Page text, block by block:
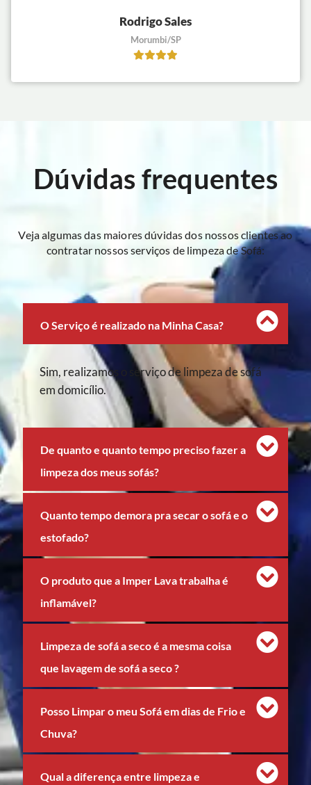
Rodrigo Sales
Morumbi/SP
Dúvidas frequentes
Veja algumas das maiores dúvidas dos nossos clientes ao
contratar nossos serviços de limpeza de Sofá:
O Serviço é realizado na Minha Casa?
Sim, realizamos o serviço de limpeza de sofá
em domicílio.
De quanto e quanto tempo preciso fazer a
limpeza dos meus sofás?
Quanto tempo demora pra secar o sofá e o
estofado?
O produto que a Imper Lava trabalha é
inflamável?
Limpeza de sofá a seco é a mesma coisa
que lavagem de sofá a seco ?
Posso Limpar o meu Sofá em dias de Frio e
Chuva?
Qual a diferença entre limpeza e